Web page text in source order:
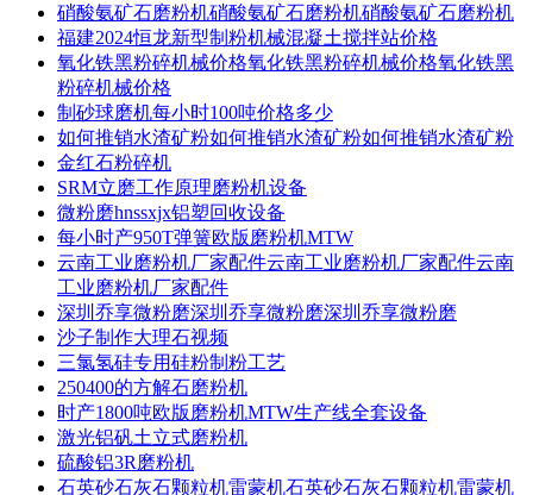
硝酸氨矿石磨粉机硝酸氨矿石磨粉机硝酸氨矿石磨粉机
福建2024恒龙新型制粉机械混凝土搅拌站价格
氧化铁黑粉碎机械价格氧化铁黑粉碎机械价格氧化铁黑
粉碎机械价格
制砂球磨机每小时100吨价格多少
如何推销水渣矿粉如何推销水渣矿粉如何推销水渣矿粉
金红石粉碎机
SRM立磨工作原理磨粉机设备
微粉磨hnssxjx铝塑回收设备
每小时产950T弹簧欧版磨粉机MTW
云南工业磨粉机厂家配件云南工业磨粉机厂家配件云南
工业磨粉机厂家配件
深圳乔享微粉磨深圳乔享微粉磨深圳乔享微粉磨
沙子制作大理石视频
三氯氢硅专用硅粉制粉工艺
250400的方解石磨粉机
时产1800吨欧版磨粉机MTW生产线全套设备
激光铝矾土立式磨粉机
硫酸铝3R磨粉机
石英砂石灰石颗粒机雷蒙机石英砂石灰石颗粒机雷蒙机